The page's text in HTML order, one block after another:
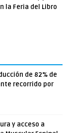
la Feria del Libro
de 82% de
recorrido por
y acceso a